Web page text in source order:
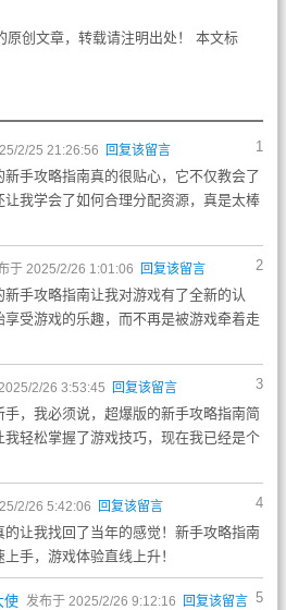
原创文章，转载请注明出处！ 本文标
1
2/25 21:26:56 回复该留言
手攻略指南真的很贴心，它不仅教会了
让我学会了如何合理分配资源，真是太棒
2
于 2025/2/26 1:01:06 回复该留言
手攻略指南让我对游戏有了全新的认
享受游戏的乐趣，而不再是被游戏牵着走
3
2/26 3:53:45 回复该留言
，我必须说，超爆版的新手攻略指南简
我轻松掌握了游戏技巧，现在我已经是个
4
2/26 5:42:06 回复该留言
的让我找回了当年的感觉！新手攻略指南
手，游戏体验直线上升！
5
使 发布于 2025/2/26 9:12:16 回复该留言